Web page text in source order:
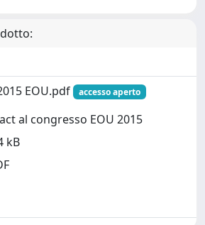
EOU.pdf
accesso aperto
al congresso EOU 2015
kB